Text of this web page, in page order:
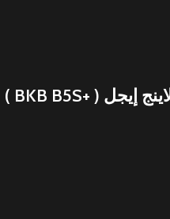
حذاء تزلج بعجلات ماركة فلاينج إيجل ( +BKB B5S )